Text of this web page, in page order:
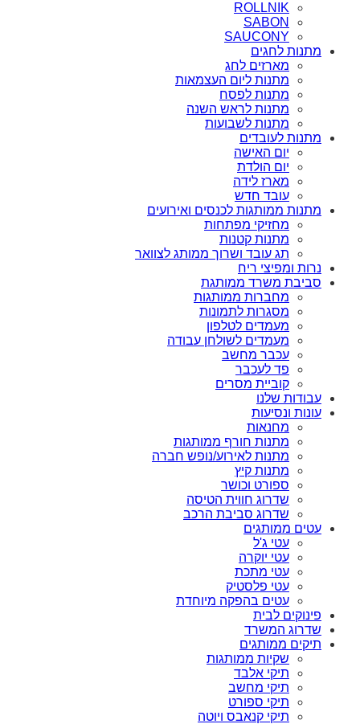
ROLLNIK
SABON
SAUCONY
מתנות לחגים
מארזים לחג
מתנות ליום העצמאות
מתנות לפסח
מתנות לראש השנה
מתנות לשבועות
מתנות לעובדים
יום האישה
יום הולדת
מארז לידה
עובד חדש
מתנות ממותגות לכנסים ואירועים
מחזיקי מפתחות
מתנות קטנות
תג עובד ושרוך ממותג לצוואר
נרות ומפיצי ריח
סביבת משרד ממותגת
מחברות ממותגות
מסגרות לתמונות
מעמדים לטלפון
מעמדים לשולחן עבודה
עכבר מחשב
פד לעכבר
קוביית מסרים
עבודות שלנו
עונות ונסיעות
מחנאות
מתנות חורף ממותגות
מתנות לאירוע/נופש חברה
מתנות קיץ
ספורט וכושר
שדרוג חווית הטיסה
שדרוג סביבת הרכב
עטים ממותגים
עטי ג'ל
עטי יוקרה
עטי מתכת
עטי פלסטיק
עטים בהפקה מיוחדת
פינוקים לבית
שדרוג המשרד
תיקים ממותגים
שקיות ממותגות
תיקי אלבד
תיקי מחשב
תיקי ספורט
תיקי קנאבס ויוטה